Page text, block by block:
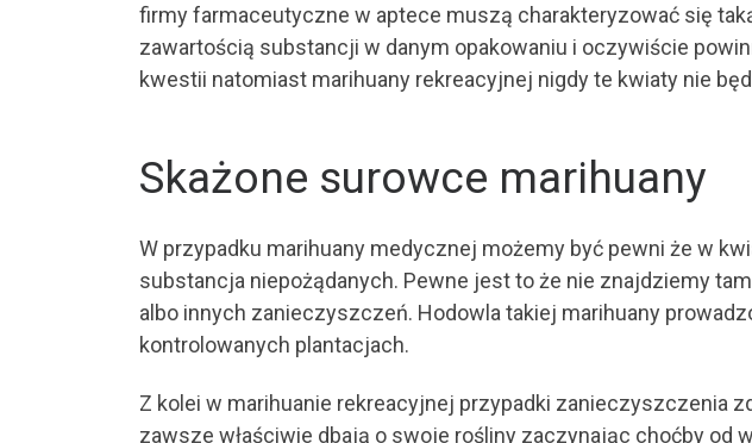
firmy farmaceutyczne w aptece muszą charakteryzować się
zawartością substancji w danym opakowaniu i oczywiście
kwestii natomiast marihuany rekreacyjnej nigdy te kwiaty nie
Skażone surowce marihuany
W przypadku marihuany medycznej możemy być pewni że w
substancja niepożądanych. Pewne jest to że nie znajdziemy
albo innych zanieczyszczeń. Hodowla takiej marihuany
kontrolowanych plantacjach.
Z kolei w marihuanie rekreacyjnej przypadki zanieczyszczenia
zawsze właściwie dbają o swoje rośliny zaczynając choćby od